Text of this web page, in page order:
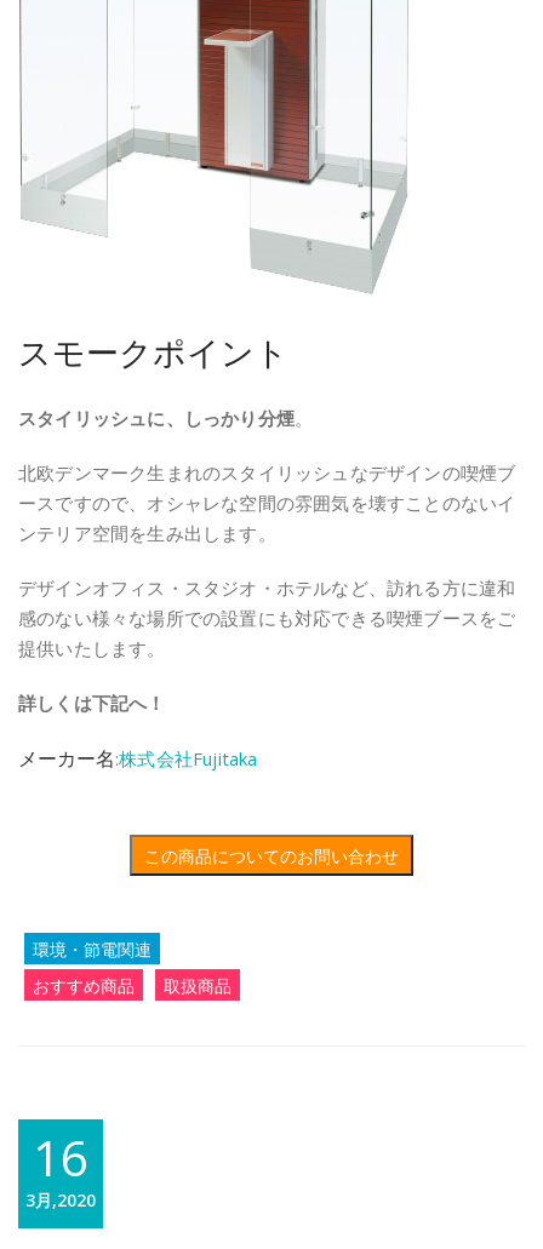
スモークポイント
スタイリッシュに、しっかり分煙。
北欧デンマーク生まれのスタイリッシュなデザインの喫煙ブ
ースですので、オシャレな空間の雰囲気を壊すことのないイ
ンテリア空間を生み出します。
デザインオフィス・スタジオ・ホテルなど、訪れる方に違和
感のない様々な場所での設置にも対応できる喫煙ブースをご
提供いたします。
詳しくは下記へ！
メーカー名:株式会社Fujitaka
この商品についてのお問い合わせ
環境・節電関連
おすすめ商品
取扱商品
16
3月,2020